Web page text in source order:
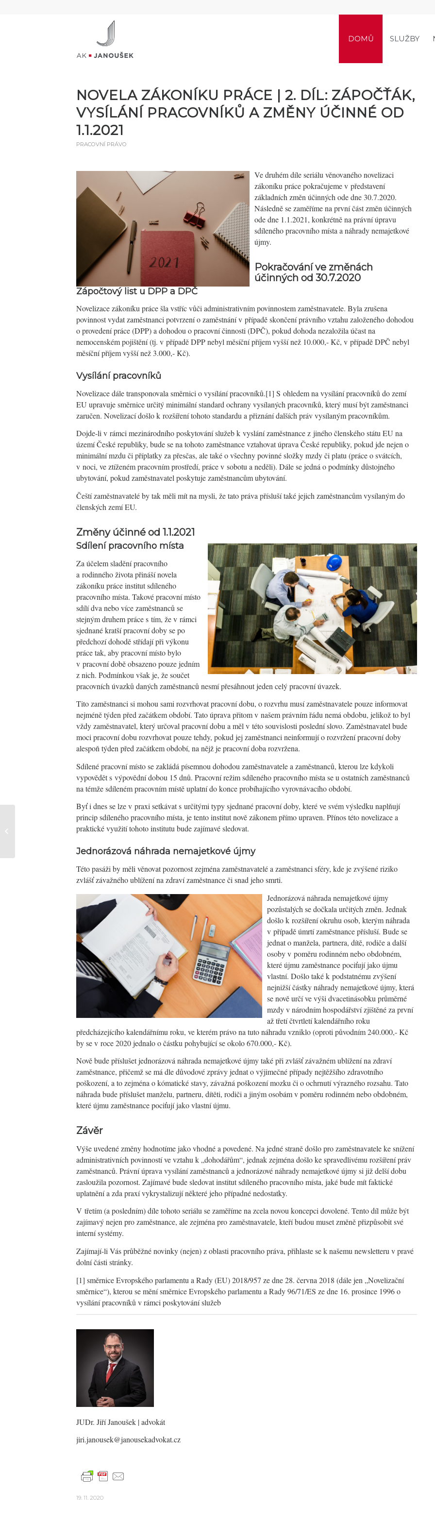
DOMŮ SLUŽBY
NOVELA ZÁKONÍKU PRÁCE | 2. DÍL: ZÁPOČŤÁK,
VYSÍLÁNÍ PRACOVNÍKŮ A ZMĚNY ÚČINNÉ OD
1.1.2021
PRACOVNÍ PRÁVO
Ve druhém díle seriálu věnovaného novelizaci
zákoníku práce pokračujeme v představení
základních změn účinných ode dne 30.7.2020.
Následně se zaměříme na první část změn účinných
ode dne 1.1.2021, konkrétně na právní úpravu
sdíleného pracovního místa a náhrady nemajetkové
újmy.
Pokračování ve změnách
účinných od 30.7.2020
Zápočtový list u DPP a DPČ
Novelizace zákoníku práce šla vstříc vůči administrativním povinnostem zaměstnavatele. Byla zrušena
povinnost vydat zaměstnanci potvrzení o zaměstnání v případě skončení právního vztahu založeného dohodou
o provedení práce (DPP) a dohodou o pracovní činnosti (DPČ), pokud dohoda nezaložila účast na
nemocenském pojištění (tj. v případě DPP nebyl měsíční příjem vyšší než 10.000,- Kč, v případě DPČ nebyl
měsíční příjem vyšší než 3.000,- Kč).
Vysílání pracovníků
Novelizace dále transponovala směrnici o vysílání pracovníků.[1] S ohledem na vysílání pracovníků do zemí
EU upravuje směrnice určitý minimální standard ochrany vysílaných pracovníků, který musí být zaměstnanci
zaručen. Novelizací došlo k rozšíření tohoto standardu a přiznání dalších práv vysílaným pracovníkům.
Dojde-li v rámci mezinárodního poskytování služeb k vyslání zaměstnance z jiného členského státu EU na
území České republiky, bude se na tohoto zaměstnance vztahovat úprava České republiky, pokud jde nejen o
minimální mzdu či příplatky za přesčas, ale také o všechny povinné složky mzdy či platu (práce o svátcích,
v noci, ve ztíženém pracovním prostředí, práce v sobotu a neděli). Dále se jedná o podmínky důstojného
ubytování, pokud zaměstnavatel poskytuje zaměstnancům ubytování.
Čeští zaměstnavatelé by tak měli mít na mysli, že tato práva přísluší také jejich zaměstnancům vysílaným do
členských zemí EU.
Změny účinné od 1.1.2021
Sdílení pracovního místa
Za účelem sladění pracovního
a rodinného života přináší novela
zákoníku práce institut sdíleného
pracovního místa. Takové pracovní místo
sdílí dva nebo více zaměstnanců se
stejným druhem práce s tím, že v rámci
sjednané kratší pracovní doby se po
předchozí dohodě střídají při výkonu
práce tak, aby pracovní místo bylo
v pracovní době obsazeno pouze jedním
z nich. Podmínkou však je, že součet
pracovních úvazků daných zaměstnanců nesmí přesáhnout jeden celý pracovní úvazek.
Tito zaměstnanci si mohou sami rozvrhovat pracovní dobu, o rozvrhu musí zaměstnavatele pouze informovat
nejméně týden před začátkem období. Tato úprava přitom v našem právním řádu nemá obdobu, jelikož to byl
vždy zaměstnavatel, který určoval pracovní dobu a měl v této souvislosti poslední slovo. Zaměstnavatel bude
moci pracovní dobu rozvrhovat pouze tehdy, pokud jej zaměstnanci neinformují o rozvržení pracovní doby
alespoň týden před začátkem období, na nějž je pracovní doba rozvržena.
Sdílené pracovní místo se zakládá písemnou dohodou zaměstnavatele a zaměstnanců, kterou lze kdykoli
vypovědět s výpovědní dobou 15 dnů. Pracovní režim sdíleného pracovního místa se u ostatních zaměstnanců
na témže sdíleném pracovním místě uplatní do konce probíhajícího vyrovnávacího období.
Byť i dnes se lze v praxi setkávat s určitými typy sjednané pracovní doby, které ve svém výsledku naplňují
princip sdíleného pracovního místa, je tento institut nově zákonem přímo upraven. Přínos této novelizace a
praktické využití tohoto institutu bude zajímavé sledovat.
Jednorázová náhrada nemajetkové újmy
Této pasáži by měli věnovat pozornost zejména zaměstnavatelé a zaměstnanci sféry, kde je zvýšené riziko
zvlášť závažného ublížení na zdraví zaměstnance či snad jeho smrti.
Jednorázová náhrada nemajetkové újmy
pozůstalých se dočkala určitých změn. Jednak
došlo k rozšíření okruhu osob, kterým náhrada
v případě úmrtí zaměstnance přísluší. Bude se
jednat o manžela, partnera, dítě, rodiče a další
osoby v poměru rodinném nebo obdobném,
které újmu zaměstnance pociťují jako újmu
vlastní. Došlo také k podstatnému zvýšení
nejnižší částky náhrady nemajetkové újmy, která
se nově určí ve výši dvacetinásobku průměrné
mzdy v národním hospodářství zjištěné za první
až třetí čtvrtletí kalendářního roku
předcházejícího kalendářnímu roku, ve kterém právo na tuto náhradu vzniklo (oproti původním 240.000,- Kč
by se v roce 2020 jednalo o částku pohybující se okolo 670.000,- Kč).
Nově bude příslušet jednorázová náhrada nemajetkové újmy také při zvlášť závažném ublížení na zdraví
zaměstnance, přičemž se má dle důvodové zprávy jednat o výjimečné případy nejtěžšího zdravotního
poškození, a to zejména o kómatické stavy, závažná poškození mozku či o ochrnutí výrazného rozsahu. Tato
náhrada bude příslušet manželu, partneru, dítěti, rodiči a jiným osobám v poměru rodinném nebo obdobném,
které újmu zaměstnance pociťují jako vlastní újmu.
Závěr
Výše uvedené změny hodnotíme jako vhodné a povedené. Na jedné straně došlo pro zaměstnavatele ke snížení
administrativních povinností ve vztahu k „dohodářům“, jednak zejména došlo ke spravedlivému rozšíření práv
zaměstnanců. Právní úprava vysílání zaměstnanců a jednorázové náhrady nemajetkové újmy si již delší dobu
zasloužila pozornost. Zajímavé bude sledovat institut sdíleného pracovního místa, jaké bude mít faktické
uplatnění a zda praxí vykrystalizují některé jeho případné nedostatky.
V třetím (a posledním) díle tohoto seriálu se zaměříme na zcela novou koncepci dovolené. Tento díl může být
zajímavý nejen pro zaměstnance, ale zejména pro zaměstnavatele, kteří budou muset změně přizpůsobit své
interní systémy.
Zajímají-li Vás průběžné novinky (nejen) z oblasti pracovního práva, přihlaste se k našemu newsletteru v pravé
dolní části stránky.
[1] směrnice Evropského parlamentu a Rady (EU) 2018/957 ze dne 28. června 2018 (dále jen „Novelizační
směrnice“), kterou se mění směrnice Evropského parlamentu a Rady 96/71/ES ze dne 16. prosince 1996 o
vysílání pracovníků v rámci poskytování služeb
JUDr. Jiří Janoušek | advokát
jiri.janousek@janousekadvokat.cz
19. 11. 2020
Končící funkční období
představenstva družstva v době